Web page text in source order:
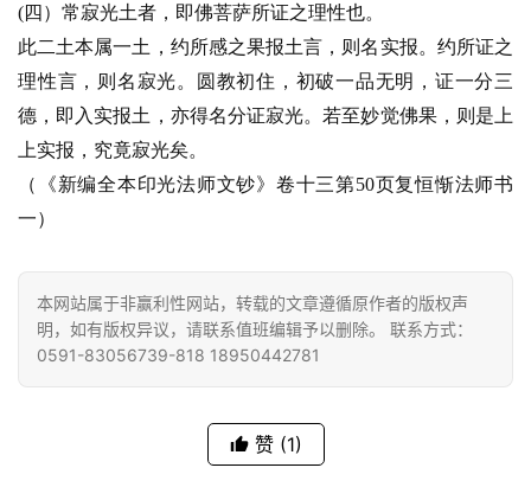
心
乐
菩
提
专
题
益
慈
善
(四）常寂光土者，即佛菩萨所证之理性也。
此二土本属一土，约所感之果报土言，则名实报。约所证之
理性言，则名寂光。圆教初住，初破一品无明，证一分三
德，即入实报土，亦得名分证寂光。若至妙觉佛果，则是上
上实报，究竟寂光矣。
（《新编全本印光法师文钞》卷十三第50页复恒惭法师书
一）
本网站属于非赢利性网站，转载的文章遵循原作者的版权声
明，如有版权异议，请联系值班编辑予以删除。 联系方式：
0591-83056739-818 18950442781
赞 (1)